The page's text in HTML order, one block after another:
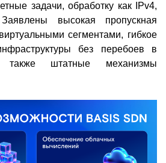
задачи, обработку как IPv4,
высокая пропускная
сегментами, гибкое
без перебоев в
также штатные механизмы